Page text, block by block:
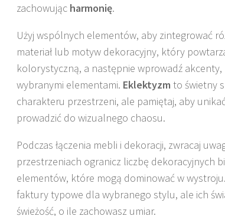
zachowując harmonię.
Użyj wspólnych elementów, aby zintegrować
materiał lub motyw dekoracyjny, który
kolorystyczną, a następnie wprowadź
wybranymi elementami. Eklektyzm to świetny
charakteru przestrzeni, ale pamiętaj, aby
prowadzić do wizualnego chaosu.
Podczas łączenia mebli i dekoracji, zwracaj
przestrzeniach ogranicz liczbę dekoracyjnych
elementów, które mogą dominować w
faktury typowe dla wybranego stylu, ale ich
świeżość, o ile zachowasz umiar.